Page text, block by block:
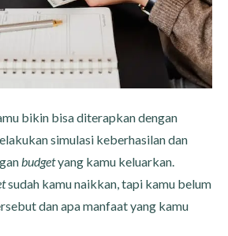
bikin bisa diterapkan dengan
simulasi keberhasilan dan
budgetyang kamu keluarkan.
sudah kamu naikkan, tapi kamu belum
dan apa manfaat yang kamu